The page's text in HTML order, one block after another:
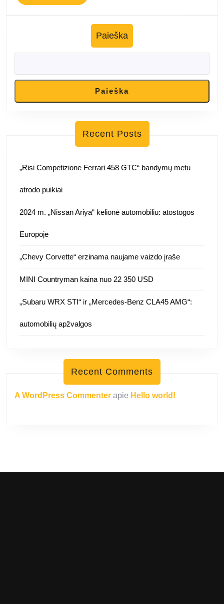
MORE
Paieška
Paieška
Recent Posts
„Risi Competizione Ferrari 458 GTC“ bandymų metu
atrodo puikiai
2024 m. „Nissan Ariya“ kelionė automobiliu: atostogos
Europoje
„Chevy Corvette“ erzinama naujame vaizdo įraše
MINI Countryman kaina nuo 22 350 USD
„Subaru WRX STI“ ir „Mercedes-Benz CLA45 AMG“:
automobilių apžvalgos
Recent Comments
A WordPress Commenter apie Hello world!